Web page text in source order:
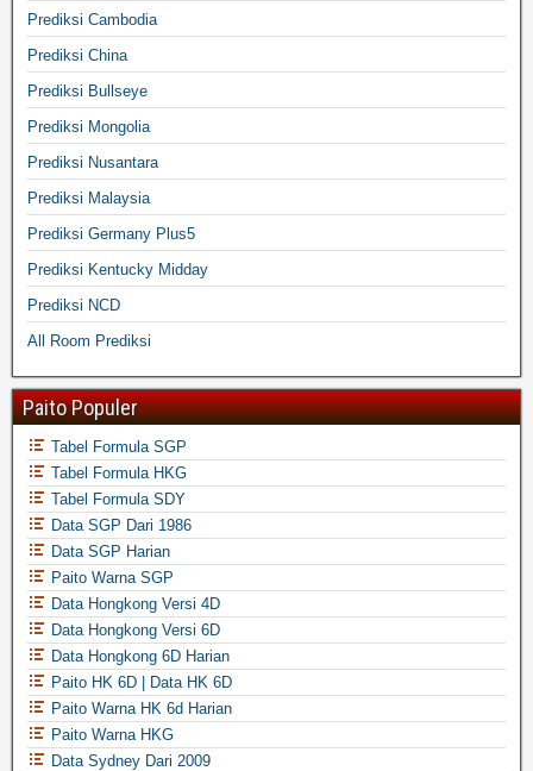
Prediksi Cambodia
Prediksi China
Prediksi Bullseye
Prediksi Mongolia
Prediksi Nusantara
Prediksi Malaysia
Prediksi Germany Plus5
Prediksi Kentucky Midday
Prediksi NCD
All Room Prediksi
Paito Populer
Tabel Formula SGP
Tabel Formula HKG
Tabel Formula SDY
Data SGP Dari 1986
Data SGP Harian
Paito Warna SGP
Data Hongkong Versi 4D
Data Hongkong Versi 6D
Data Hongkong 6D Harian
Paito HK 6D | Data HK 6D
Paito Warna HK 6d Harian
Paito Warna HKG
Data Sydney Dari 2009